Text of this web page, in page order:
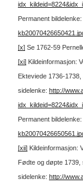
Permanent bildelenke:
[x] Se 1762-59
[xi] Kildeinformasjon:
Ekteviede 1736-1738,
sidelenke: http://
Permanent bildelenke:
[xii] Kildeinformasjon:
Fødte og døpte 1739,
sidelenke: http://